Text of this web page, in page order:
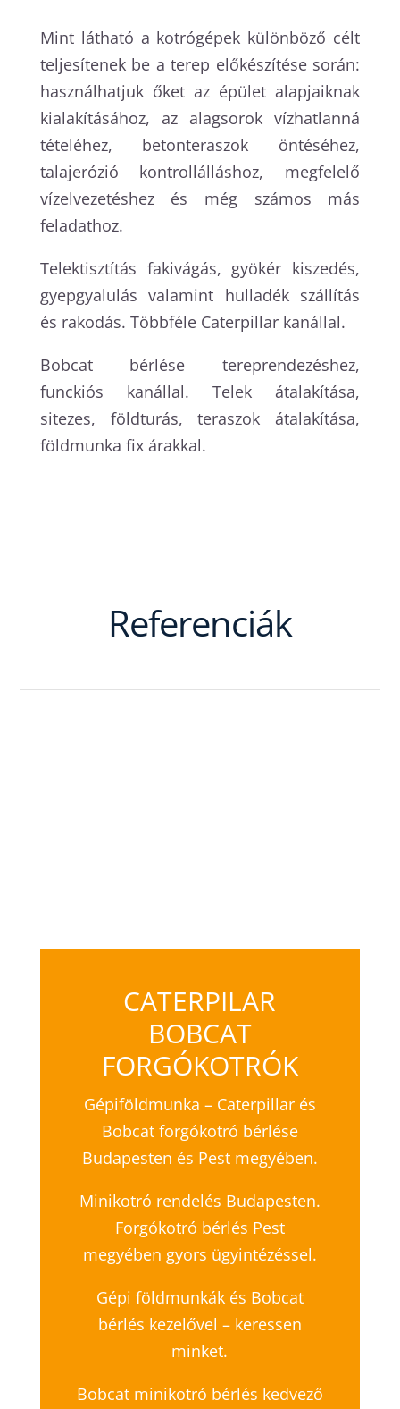
Mint látható a kotrógépek különböző célt
teljesítenek be a terep előkészítése során:
használhatjuk őket az épület alapjaiknak
kialakításához, az alagsorok vízhatlanná
tételéhez, betonteraszok öntéséhez,
talajerózió kontrollálláshoz, megfelelő
vízelvezetéshez és még számos más
feladathoz.
Telektisztítás fakivágás, gyökér kiszedés,
gyepgyalulás valamint hulladék szállítás
és rakodás. Többféle Caterpillar kanállal.
Bobcat bérlése tereprendezéshez,
funckiós kanállal. Telek átalakítása,
sitezes, földturás, teraszok átalakítása,
földmunka fix árakkal.
Referenciák
CATERPILAR
BOBCAT
FORGÓKOTRÓK
Gépiföldmunka – Caterpillar és
Bobcat forgókotró bérlése
Budapesten és Pest megyében.
Minikotró rendelés Budapesten.
Forgókotró bérlés Pest
megyében gyors ügyintézéssel.
Gépi földmunkák és Bobcat
bérlés kezelővel – keressen
minket.
Bobcat minikotró bérlés kedvező